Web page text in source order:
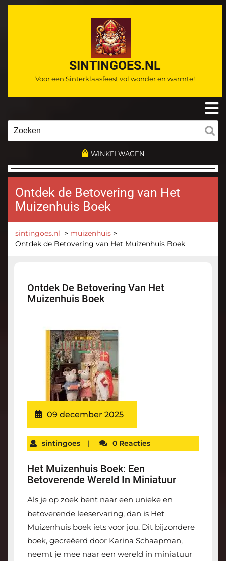
Ga
SINTINGOES.NL
Voor een Sinterklaasfeest vol wonder en warmte!
WINKELWAGEN
Ontdek de Betovering van Het
Muizenhuis Boek
sintingoes.nl > muizenhuis >
Ontdek de Betovering van Het Muizenhuis Boek
Ontdek De Betovering Van Het
Muizenhuis Boek
09 december 2025
sintingoes | 0 Reacties
Het Muizenhuis Boek: Een
Betoverende Wereld In Miniatuur
Als je op zoek bent naar een unieke en
betoverende leeservaring, dan is Het
Muizenhuis boek iets voor jou. Dit bijzondere
boek, gecreëerd door Karina Schaapman,
neemt je mee naar een wereld in miniatuur